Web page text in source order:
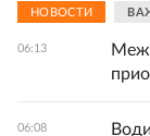
НОВОСТИ
06:13
06:08